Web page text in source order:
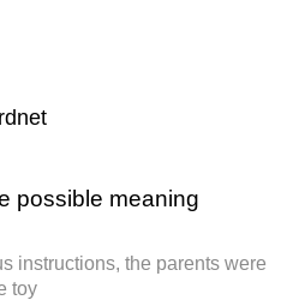
possible meaning
instructions, the parents were
toy